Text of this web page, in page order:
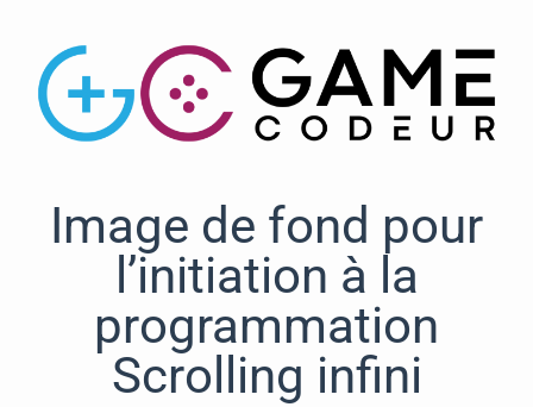
Image de fond pour
l’initiation à la
programmation
Scrolling infini